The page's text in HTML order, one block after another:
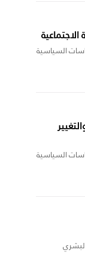
السياسية
السياسية